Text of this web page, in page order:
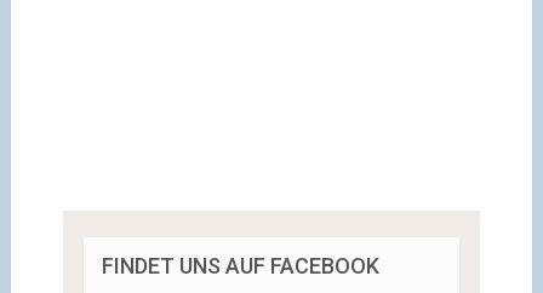
FINDET UNS AUF FACEBOOK